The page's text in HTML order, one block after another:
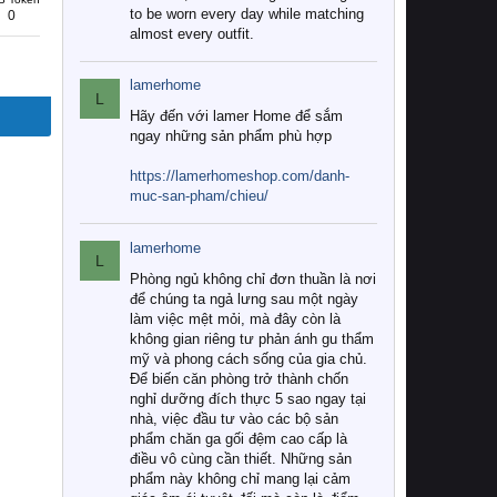
0
to be worn every day while matching
almost every outfit.
L
lamerhome
Hãy đến với lamer Home để sắm
ngay những sản phẩm phù hợp
https://lamerhomeshop.com/danh-
muc-san-pham/chieu/
L
lamerhome
Phòng ngủ không chỉ đơn thuần là nơi
để chúng ta ngả lưng sau một ngày
làm việc mệt mỏi, mà đây còn là
không gian riêng tư phản ánh gu thẩm
mỹ và phong cách sống của gia chủ.
Để biến căn phòng trở thành chốn
nghỉ dưỡng đích thực 5 sao ngay tại
nhà, việc đầu tư vào các bộ sản
phẩm chăn ga gối đệm cao cấp là
điều vô cùng cần thiết. Những sản
phẩm này không chỉ mang lại cảm